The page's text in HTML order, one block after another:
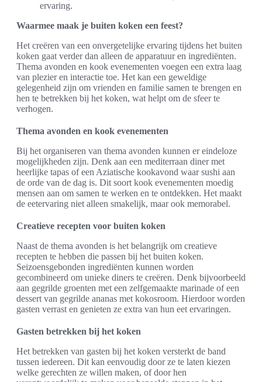
ervaring.
Waarmee maak je buiten koken een feest?
Het creëren van een onvergetelijke ervaring tijdens het buiten
koken gaat verder dan alleen de apparatuur en ingrediënten.
Thema avonden en kook evenementen voegen een extra laag
van plezier en interactie toe. Het kan een geweldige
gelegenheid zijn om vrienden en familie samen te brengen en
hen te betrekken bij het koken, wat helpt om de sfeer te
verhogen.
Thema avonden en kook evenementen
Bij het organiseren van thema avonden kunnen er eindeloze
mogelijkheden zijn. Denk aan een mediterraan diner met
heerlijke tapas of een Aziatische kookavond waar sushi aan
de orde van de dag is. Dit soort kook evenementen moedig
mensen aan om samen te werken en te ontdekken. Het maakt
de eetervaring niet alleen smakelijk, maar ook memorabel.
Creatieve recepten voor buiten koken
Naast de thema avonden is het belangrijk om creatieve
recepten te hebben die passen bij het buiten koken.
Seizoensgebonden ingrediënten kunnen worden
gecombineerd om unieke diners te creëren. Denk bijvoorbeeld
aan gegrilde groenten met een zelfgemaakte marinade of een
dessert van gegrilde ananas met kokosroom. Hierdoor worden
gasten verrast en genieten ze extra van hun eet ervaringen.
Gasten betrekken bij het koken
Het betrekken van gasten bij het koken versterkt de band
tussen iedereen. Dit kan eenvoudig door ze te laten kiezen
welke gerechten ze willen maken, of door hen